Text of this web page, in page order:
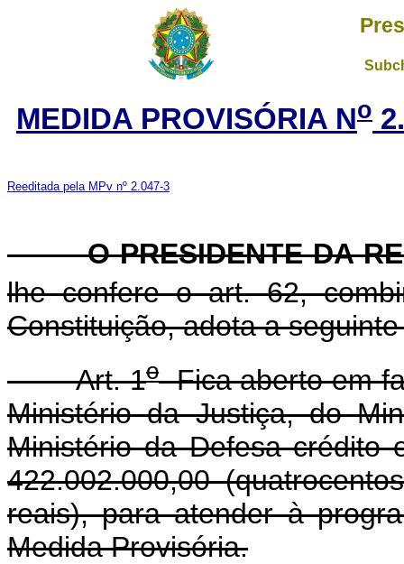
MEDIDA PROVISÓRIA No
Reeditada pela MPv nº 2.047-3
O PRESIDENTE DA
lhe confere o art. 62,
Constituição, adota a
Art. 1oFica aberto em
Ministério da Justiça, do
Ministério da Defesa crédito
422.002.000,00
reais), para atender à
Medida Provisória.